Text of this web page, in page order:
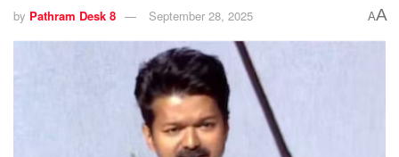
by Pathram Desk 8 September 28, 2025 AA